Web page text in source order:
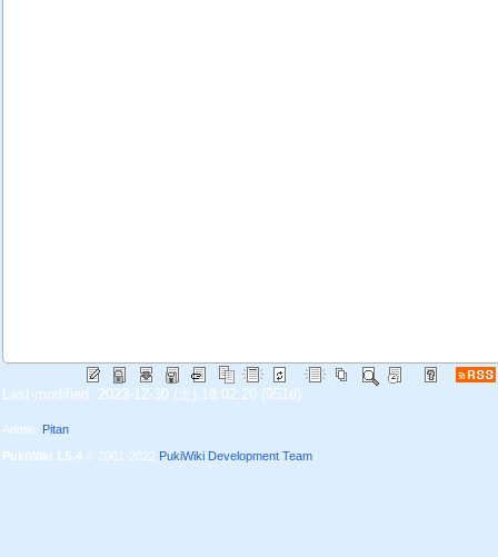
Last-modified: 2023-12-30 (土) 18:02:20 (951d)
Admin: Pitan
PukiWiki 1.5.4 © 2001-2022 PukiWiki Development Team